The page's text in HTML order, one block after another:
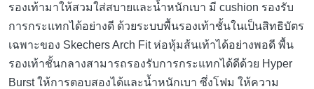
รองเท้ามาให้สวมใส่สบายและน้ำหนักเบา มี cushion รองรับ
การกระแทกได้อย่างดี ด้วยระบบพื้นรองเท้าชั้นในเป็นสิทธิบัตร
เฉพาะของ Skechers Arch Fit ห่อหุ้มส้นเท้าได้อย่างพอดี พื้น
รองเท้าชั้นกลางสามารถรองรับการกระแทกได้ดีด้วย Hyper
Burst ให้การตอบสองได้และน้ำหนักเบา ซึ่งโฟม ให้ความ